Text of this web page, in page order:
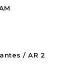
/ AR 2